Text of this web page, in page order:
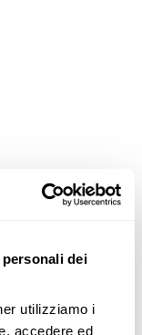
dei
utilizziamo i
accedere ed